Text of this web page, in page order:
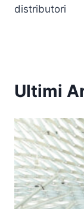
distributori
Ultimi